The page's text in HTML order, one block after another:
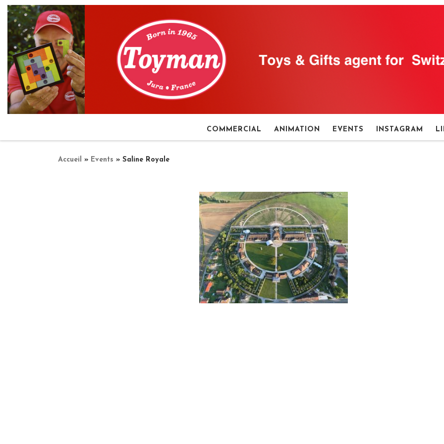
Passer au contenu
COMMERCIAL ANIMATION EVENTS INSTAGRAM
Accueil » Events » Saline Royale